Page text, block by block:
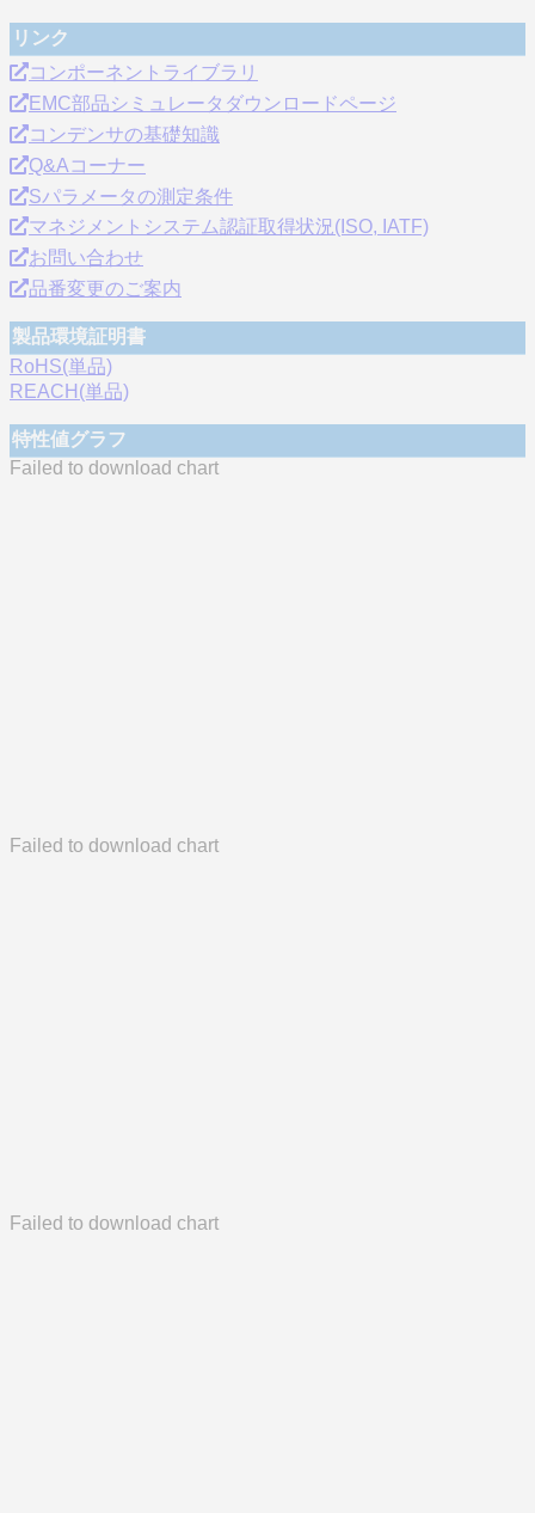
リンク
コンポーネントライブラリ
EMC部品シミュレータダウンロードページ
コンデンサの基礎知識
Q&Aコーナー
Sパラメータの測定条件
マネジメントシステム認証取得状況(ISO, IATF)
お問い合わせ
品番変更のご案内
製品環境証明書
RoHS(単品)
REACH(単品)
特性値グラフ
Failed to download chart
Failed to download chart
Failed to download chart